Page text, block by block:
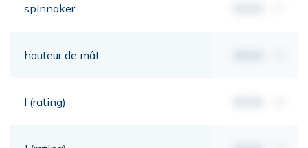
spinnaker
hauteur de mât
I (rating)